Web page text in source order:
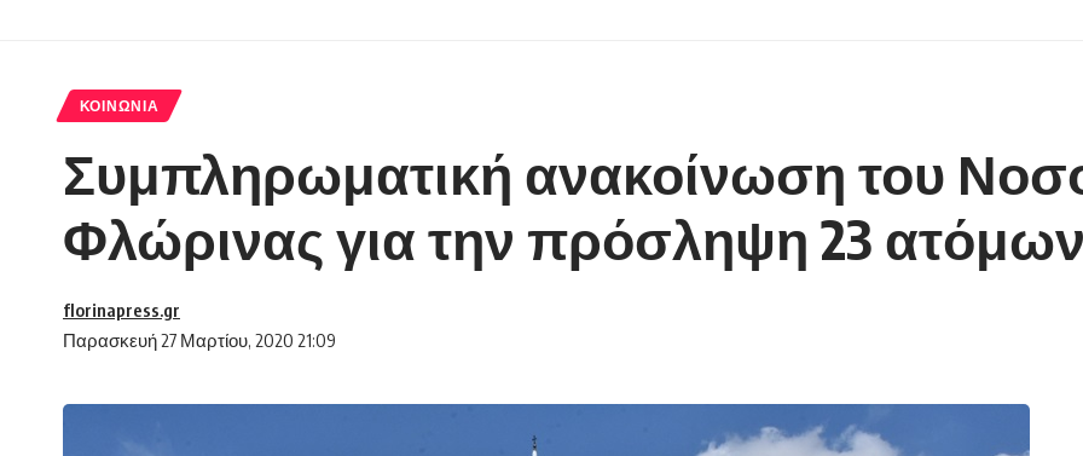
ΚΟΙΝΩΝΊΑ
Συμπληρωματική ανακοίνωση του
Φλώρινας για την πρόσληψη 23 ατόμων
Παρασκευή 27 Μαρτίου, 2020 21:09
florinapress.gr